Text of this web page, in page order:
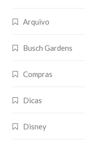
Arquivo
Busch Gardens
Compras
Dicas
Disney